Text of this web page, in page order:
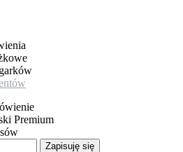
Premium
Zapisuję się